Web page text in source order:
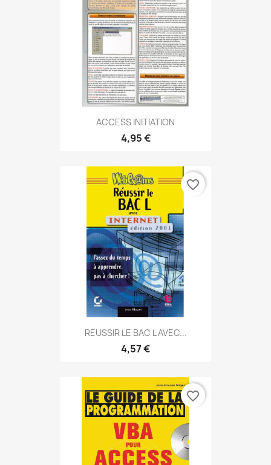
ACCESS INITIATION
4,95 €
REUSSIR LE BAC L AVEC...
4,57 €
favorite_border
favorite_border